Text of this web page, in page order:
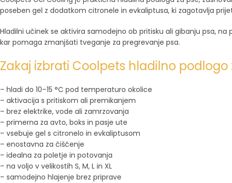
poseben gel z dodatkom citronele in evkaliptusa, ki zagotavlja
Hladilni učinek se aktivira samodejno ob pritisku ali gibanju psa,
kar pomaga zmanjšati tveganje za pregrevanje psa.
Zakaj izbrati Coolpets hladilno podlogo
– hladi do 10–15 °C pod temperaturo okolice
– aktivacija s pritiskom ali premikanjem
– brez elektrike, vode ali zamrzovanja
– primerna za avto, boks in pasje ute
– vsebuje gel s citronelo in evkaliptusom
– enostavna za čiščenje
– idealna za poletje in potovanja
– na voljo v velikostih S, M, L in XL
– samodejno hlajenje brez priprave